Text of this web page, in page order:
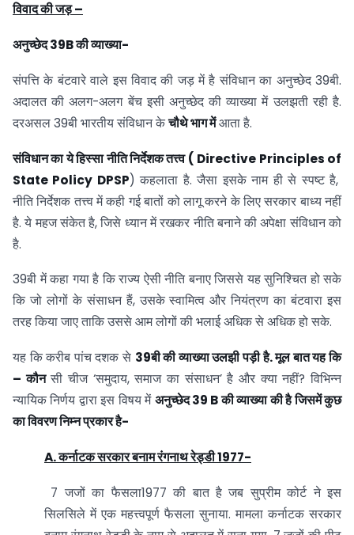
विवाद की जड़ –
अनुच्छेद 39B की व्याख्या-
संपत्ति के बंटवारे वाले इस विवाद की जड़ में है संविधान का अनुच्छेद 39बी.
अदालत की अलग-अलग बेंच इसी अनुच्छेद की व्याख्या में उलझती रही है.
दरअसल 39बी भारतीय संविधान केचौथे भाग मेंआता है.
संविधान का ये हिस्सा नीति निर्देशक तत्त्व ( Directive Principles of
State Policy DPSP) कहलाता है. जैसा इसके नाम ही से स्पष्ट है,
नीति निर्देशक तत्त्व में कही गई बातों को लागू करने के लिए सरकार बाध्य नहीं
है. ये महज संकेत है, जिसे ध्यान में रखकर नीति बनाने की अपेक्षा संविधान को
है.
39बी में कहा गया है कि राज्य ऐसी नीति बनाए जिससे यह सुनिश्चित हो सके
कि जो लोगों के संसाधन हैं, उसके स्वामित्व और नियंत्रण का बंटवारा इस
तरह किया जाए ताकि उससे आम लोगों की भलाई अधिक से अधिक हो सके.
यह कि करीब पांच दशक से 39बी की व्याख्या उलझी पड़ी है. मूल बात यह कि
– कौनसी चीज ‘समुदाय, समाज का संसाधन’ है और क्या नहीं? विभिन्न
न्यायिक निर्णय द्वारा इस विषय मेंअनुच्छेद 39 B की व्याख्या की है जिसमें कुछ
का विवरण निम्न प्रकार है-
A. कर्नाटक सरकार बनाम रंगनाथ रेड्डी 1977-
7 जजों का फैसला1977 की बात है जब सुप्रीम कोर्ट ने इस
सिलसिले में एक महत्त्वपूर्ण फैसला सुनाया. मामला कर्नाटक सरकार